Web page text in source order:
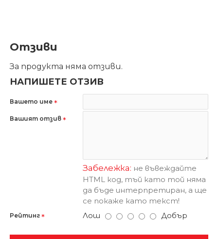
Отзиви
За продукта няма отзиви.
НАПИШЕТЕ ОТЗИВ
Вашето име
Вашият отзив
Забележка: не въвеждайте
HTML код, тъй като той няма
да бъде интерпретиран, а ще
се покаже като текст!
Рейтинг Лош Добър